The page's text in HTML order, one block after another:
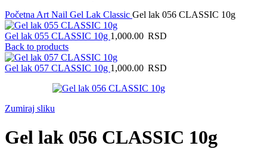
Početna Art Nail Gel Lak Classic Gel lak 056 CLASSIC 10g
Gel lak 055 CLASSIC 10g 1,000.00 RSD
Back to products
Gel lak 057 CLASSIC 10g 1,000.00 RSD
Zumiraj sliku
Gel lak 056 CLASSIC 10g